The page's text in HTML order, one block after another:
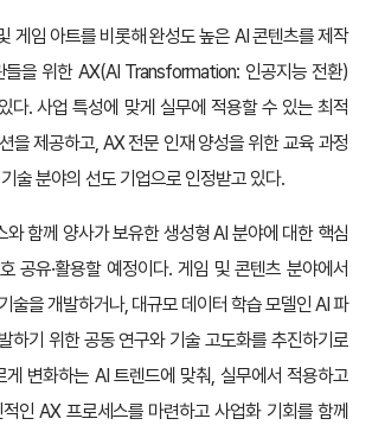
게임 아트를 비롯해 완성도 높은 AI 콘텐츠를 제작
들을 위한 AX(AI Transformation: 인공지능 전환)
다. 사업 특성에 맞게 실무에 적용할 수 있는 최적
을 제공하고, AX 전문 인재 양성을 위한 교육 과정
술 분야의 선도 기업으로 인정받고 있다.
와 함께 양사가 보유한 생성형 AI 분야에 대한 핵심
공유·활용할 예정이다. 게임 및 콘텐츠 분야에서
술을 개발하거나, 대규모 데이터 학습 모델인 AI 파
하기 위한 공동 연구와 기술 고도화를 추진하기로
변화하는 AI 트렌드에 맞춰, 실무에서 적용하고
인 AX 프로세스를 마련하고 사업화 기회를 함께